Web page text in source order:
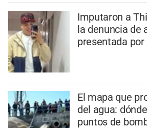
Imputaron a
la denuncia de
presentada
El mapa que
del agua:
puntos de